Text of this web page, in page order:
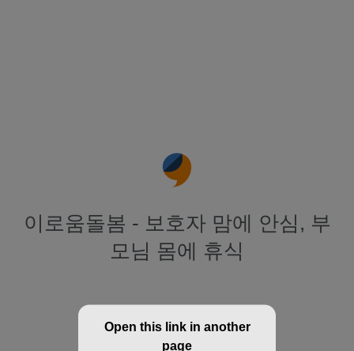
이로움돌봄 - 보호자 맘에 안심, 부
모님 몸에 휴식